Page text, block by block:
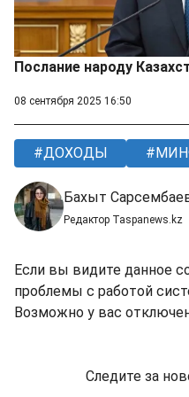
Послание народу
08 сентября 2025 16:50
ДОХОДЫ
Бахыт
Редактор Taspanews.kz
Если вы видите данное
проблемы с работой
Возможно у вас
Следите за